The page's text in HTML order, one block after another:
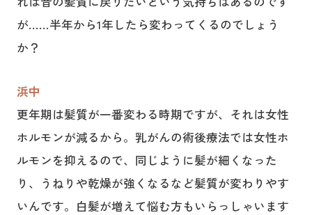
が……半年から1年したら変わってくるのでしょう
か？
浜中
更年期は髪質が一番変わる時期ですが、それは女性
ホルモンが減るから。乳がんの術後療法では女性ホ
ルモンを抑えるので、同じように髪が細くなった
り、うねりや乾燥が強くなるなど髪質が変わりやす
いんです。白髪が増えて悩む方もいらっしゃいます